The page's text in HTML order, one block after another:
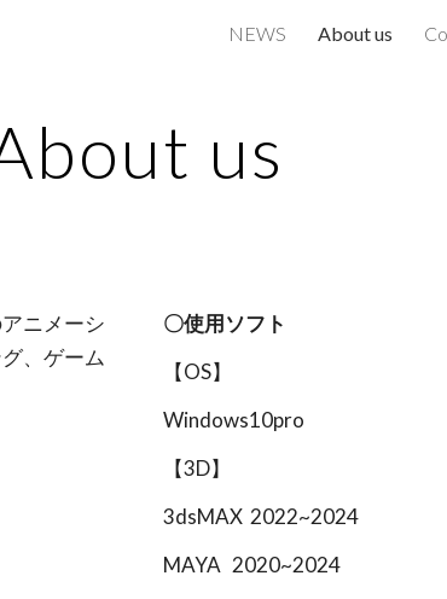
Skip to navigation
NEWS About us
us
ニメーシ
、ゲーム
〇使用ソフト
【OS】
Windows10pro
【3D】
3dsMAX 2022~2024
MAYA 2020~2024